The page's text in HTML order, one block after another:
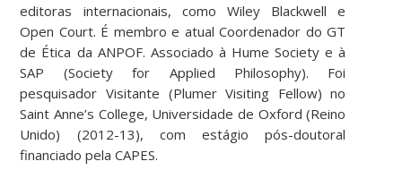
editoras internacionais, como Wiley Blackwell e
Open Court. É membro e atual Coordenador do GT
de Ética da ANPOF. Associado à Hume Society e à
SAP (Society for Applied Philosophy). Foi
pesquisador Visitante (Plumer Visiting Fellow) no
Saint Anne’s College, Universidade de Oxford (Reino
Unido) (2012-13), com estágio pós-doutoral
financiado pela CAPES.